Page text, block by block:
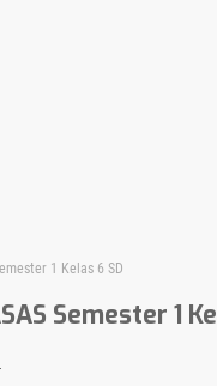
1 Kelas 6 SD
Semester 1